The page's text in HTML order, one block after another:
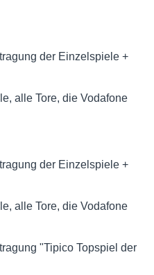
der Einzelspiele +
alle Tore, die Vodafone
der Einzelspiele +
alle Tore, die Vodafone
"Tipico Topspiel der